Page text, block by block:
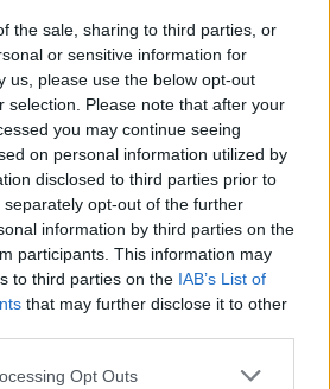
the sale, sharing to third parties, or
or sensitive information for
us, please use the below opt-out
selection. Please note that after your
you may continue seeing
on personal information utilized by
disclosed to third parties prior to
opt-out of the further
information by third parties on the
participants. This information may
to third parties on the IAB’s List of
that may further disclose it to other
app uses one or more Google
Opt Outs
kiteregetik
szeme láttára
lebontogatják a kész-egész
Próbáik előadássá
pusztán a bemutató
a szórólap is a képlékenység,
szabadságáról árulkodik.
rajta, attól, aki rajta van, de
rosszul írtuk (sic)"
műfaja a próba,
itt a nézők is részesévé
Mégsincs próbaíze. Vajdai